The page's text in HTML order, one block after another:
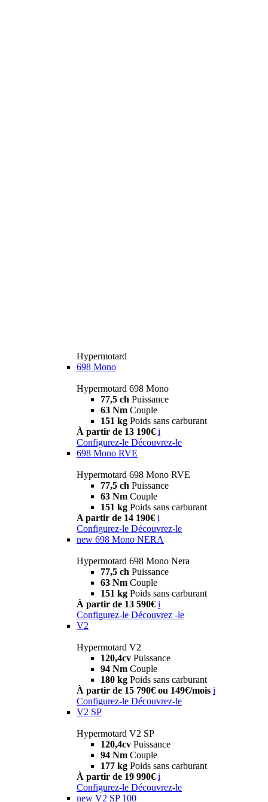
Hypermotard
698 Mono
Hypermotard 698 Mono
77,5 ch Puissance
63 Nm Couple
151 kg Poids sans carburant
À partir de 13 190€ i
Configurez-le Découvrez-le
698 Mono RVE
Hypermotard 698 Mono RVE
77,5 ch Puissance
63 Nm Couple
151 kg Poids sans carburant
A partir de 14 190€ i
Configurez-le Découvrez-le
new 698 Mono NERA
Hypermotard 698 Mono Nera
77,5 ch Puissance
63 Nm Couple
151 kg Poids sans carburant
À partir de 13 590€ i
Configurez-le Découvrez -le
V2
Hypermotard V2
120,4cv Puissance
94 Nm Couple
180 kg Poids sans carburant
À partir de 15 790€ ou 149€/mois i
Configurez-le Découvrez-le
V2 SP
Hypermotard V2 SP
120,4cv Puissance
94 Nm Couple
177 kg Poids sans carburant
À partir de 19 990€ i
Configurez-le Découvrez-le
new V2 SP 100